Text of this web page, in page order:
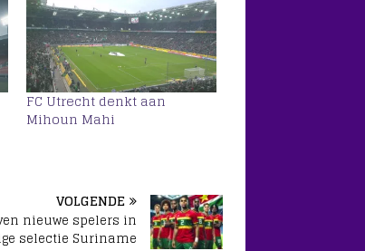
FC Utrecht denkt aan
Mihoun Mahi
VOLGENDE
nieuwe spelers in
selectie Suriname